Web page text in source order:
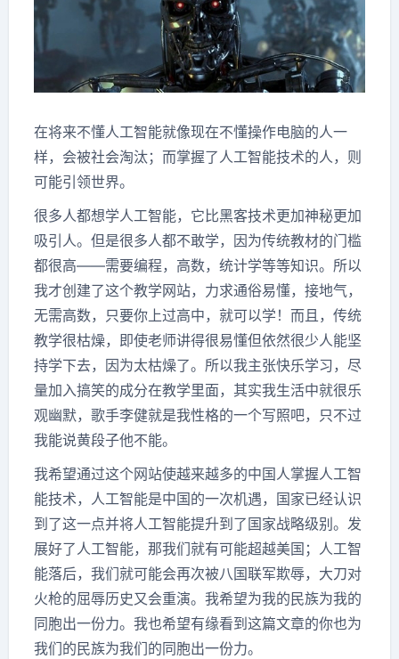
在将来不懂人工智能就像现在不懂操作电脑的人一
样，会被社会淘汰；而掌握了人工智能技术的人，则
可能引领世界。
很多人都想学人工智能，它比黑客技术更加神秘更加
吸引人。但是很多人都不敢学，因为传统教材的门槛
都很高——需要编程，高数，统计学等等知识。所以
我才创建了这个教学网站，力求通俗易懂，接地气，
无需高数，只要你上过高中，就可以学！而且，传统
教学很枯燥，即使老师讲得很易懂但依然很少人能坚
持学下去，因为太枯燥了。所以我主张快乐学习，尽
量加入搞笑的成分在教学里面，其实我生活中就很乐
观幽默，歌手李健就是我性格的一个写照吧，只不过
我能说黄段子他不能。
我希望通过这个网站使越来越多的中国人掌握人工智
能技术，人工智能是中国的一次机遇，国家已经认识
到了这一点并将人工智能提升到了国家战略级别。发
展好了人工智能，那我们就有可能超越美国；人工智
能落后，我们就可能会再次被八国联军欺辱，大刀对
火枪的屈辱历史又会重演。我希望为我的民族为我的
同胞出一份力。我也希望有缘看到这篇文章的你也为
我们的民族为我们的同胞出一份力。